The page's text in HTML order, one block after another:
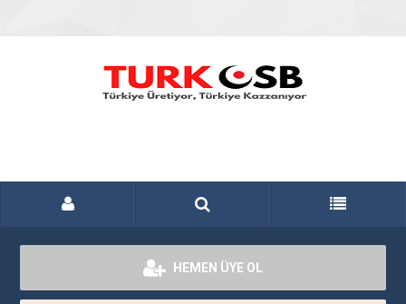
HEMEN ÜYE OL